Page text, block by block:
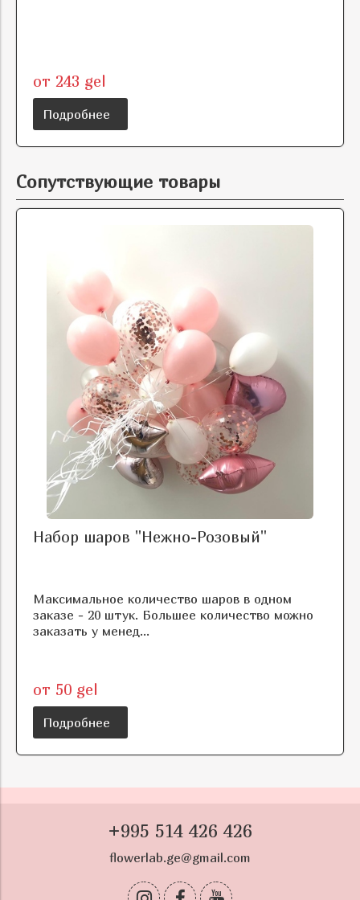
от 243 gel
Подробнее
Сопутствующие товары
Набор шаров "Нежно-Розовый"
Максимальное количество шаров в одном
заказе - 20 штук. Большее количество можно
заказать у менед...
от 50 gel
Подробнее
+995 514 426 426
flowerlab.ge@gmail.com